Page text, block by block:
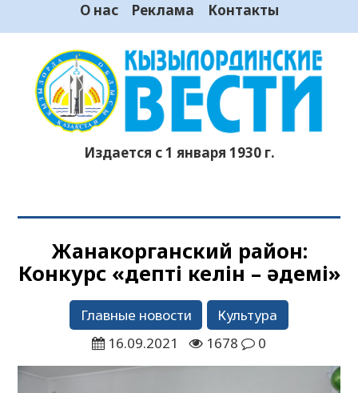
О нас Реклама Контакты
Издается с 1 января 1930 г.
Жанакорганский район:
Конкурс «Әдепті келін – әдемі»
Главные новости
Культура
16.09.2021
1678 0